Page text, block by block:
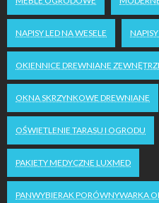
NAPISY LED NA WESELE
OKIENNICE DREWNIANE
OKNA SKRZYNKOWE DREWNIANE
OŚWIETLENIE TARASU I OGRODU
PAKIETY MEDYCZNE LUXMED
PANWYBIERAK PORÓWNYWARKA